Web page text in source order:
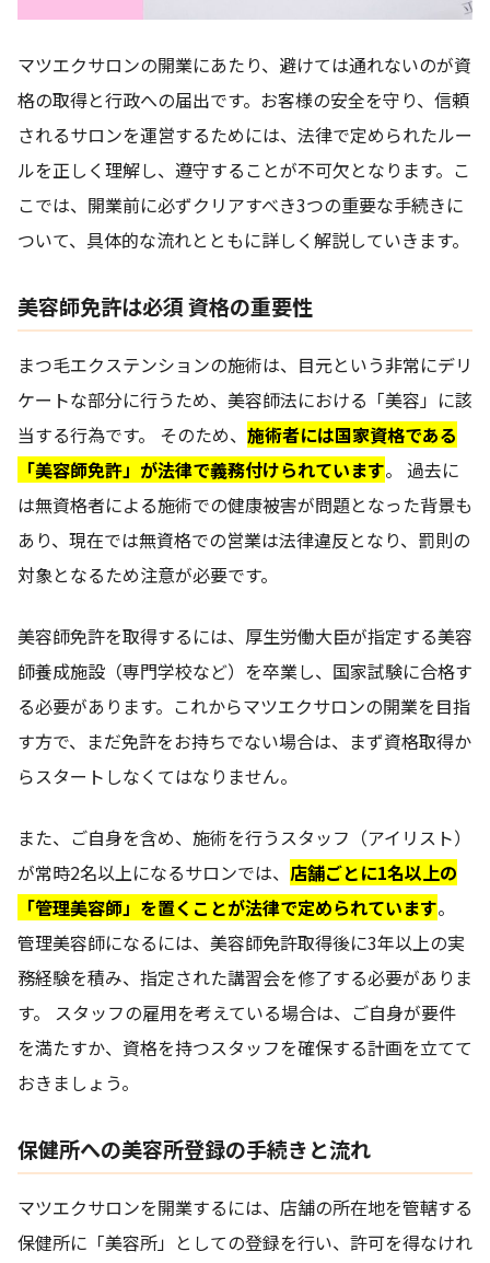
マツエクサロンの開業にあたり、避けては通れないのが資
格の取得と行政への届出です。お客様の安全を守り、信頼
されるサロンを運営するためには、法律で定められたルー
ルを正しく理解し、遵守することが不可欠となります。こ
こでは、開業前に必ずクリアすべき3つの重要な手続きに
ついて、具体的な流れとともに詳しく解説していきます。
美容師免許は必須 資格の重要性
まつ毛エクステンションの施術は、目元という非常にデリ
ケートな部分に行うため、美容師法における「美容」に該
当する行為です。 そのため、 施術者には国家資格である
「美容師免許」が法律で義務付けられています。 過去に
は無資格者による施術での健康被害が問題となった背景も
あり、現在では無資格での営業は法律違反となり、罰則の
対象となるため注意が必要です。
美容師免許を取得するには、厚生労働大臣が指定する美容
師養成施設（専門学校など）を卒業し、国家試験に合格す
る必要があります。これからマツエクサロンの開業を目指
す方で、まだ免許をお持ちでない場合は、まず資格取得か
らスタートしなくてはなりません。
また、ご自身を含め、施術を行うスタッフ（アイリスト）
が常時2名以上になるサロンでは、 店舗ごとに1名以上の
「管理美容師」を置くことが法律で定められています。
管理美容師になるには、美容師免許取得後に3年以上の実
務経験を積み、指定された講習会を修了する必要がありま
す。 スタッフの雇用を考えている場合は、ご自身が要件
を満たすか、資格を持つスタッフを確保する計画を立てて
おきましょう。
保健所への美容所登録の手続きと流れ
マツエクサロンを開業するには、店舗の所在地を管轄する
保健所に「美容所」としての登録を行い、許可を得なけれ